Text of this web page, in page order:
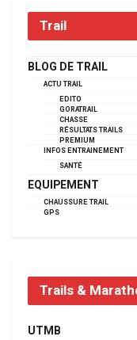
Trail
BLOG DE TRAIL
ACTU TRAIL
EDITO
GORATRAIL
CHASSE
RÉSULTATS TRAILS
PREMIUM
INFOS ENTRAINEMENT
SANTÉ
EQUIPEMENT
CHAUSSURE TRAIL
GPS
Trails &
UTMB